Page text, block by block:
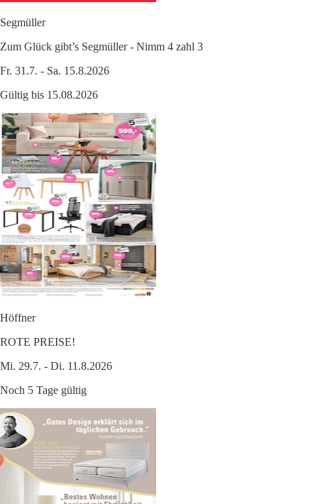
Segmüller
Zum Glück gibt’s Segmüller - Nimm 4 zahl 3
Fr. 31.7. - Sa. 15.8.2026
Gültig bis 15.08.2026
Höffner
ROTE PREISE!
Mi. 29.7. - Di. 11.8.2026
Noch 5 Tage gültig